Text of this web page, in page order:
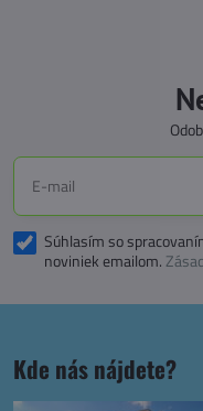
Súhlasím so
noviniek emailom.
Kde nás nájdete?